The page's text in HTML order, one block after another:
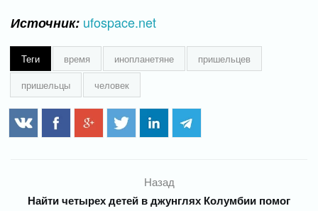
Источник: ufospace.net
Теги время инопланетяне
пришельцев
пришельцы
человек
Назад
Найти четырех детей в джунглях Колумбии помог